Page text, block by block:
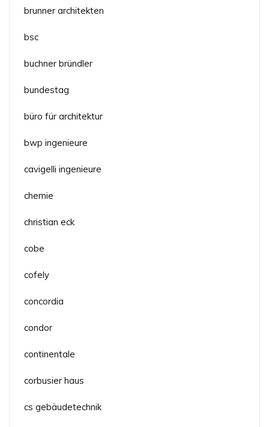
brunner architekten
bsc
buchner bründler
bundestag
büro für architektur
bwp ingenieure
cavigelli ingenieure
chemie
christian eck
cobe
cofely
concordia
condor
continentale
corbusier haus
cs gebäudetechnik